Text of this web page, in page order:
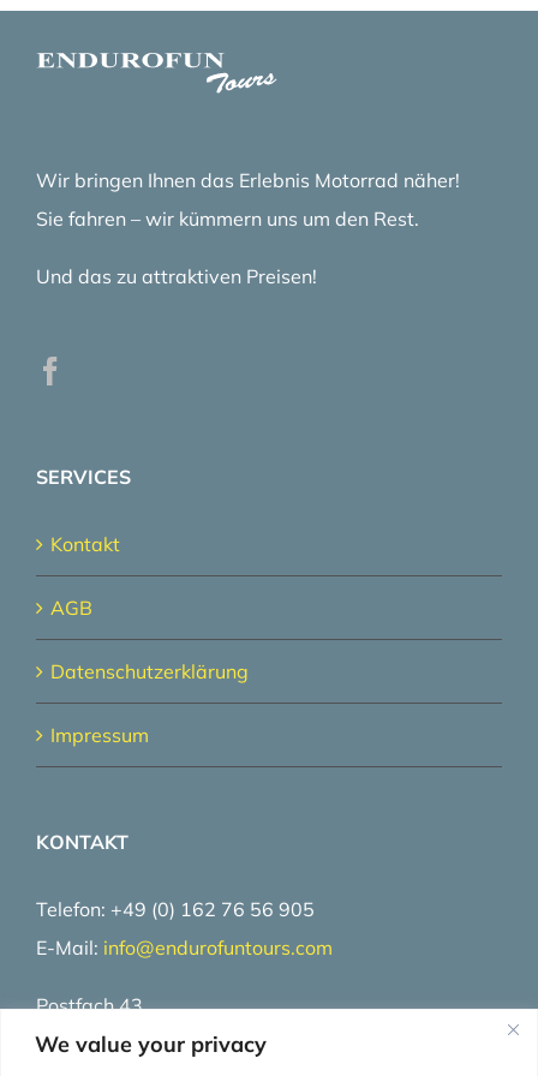
We value your privacy
Wir bringen Ihnen das Erlebnis Motorrad näher!
Sie fahren – wir kümmern uns um den Rest.
Und das zu attraktiven Preisen!
SERVICES
Kontakt
AGB
Datenschutzerklärung
Impressum
KONTAKT
Telefon: +49 (0) 162 76 56 905
E-Mail: info@endurofuntours.com
Postfach 43
25710 Burg / Dithmarschen